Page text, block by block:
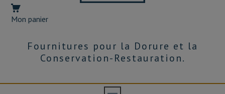
Mon panier
Fournitures pour la Dorure et la
Conservation-Restauration.